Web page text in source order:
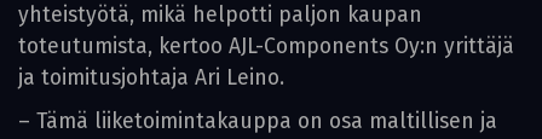
yhteistyötä, mikä helpotti paljon kaupan
toteutumista, kertoo AJL-Components Oy:n yrittäjä
ja toimitusjohtaja Ari Leino.
– Tämä liiketoimintakauppa on osa maltillisen ja